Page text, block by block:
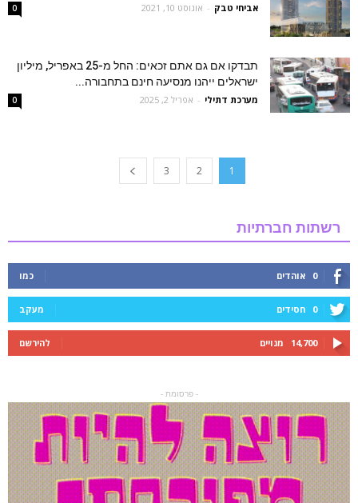
אביחי טבק - אוגוסט 10, 2021 0
תבדקו אם גם אתם זכאים: החל מ-25 באפריל, מיליון
ישראלים ייהנו מנסיעה חינם בתחבורה...
מערכת דתילי - אפריל 2, 2025 0
1
2
3
רשתות חברתיות
0 אוהדים כמו
0 חסידים מעקב
14,700 מנויים להירשם
- פרסומת -